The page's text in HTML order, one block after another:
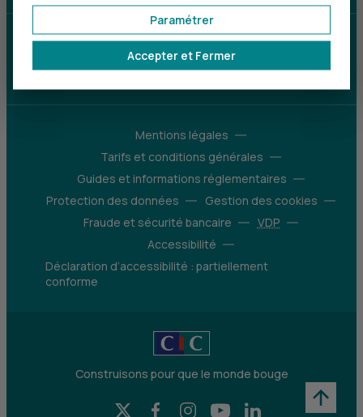
Parrainez un proche et profitez ensemble
d’avantages
Mentions légales
Tarifs et conditions générales
Guides et informations réglementaires
Protection des données
Gestion des cookies
Fraude et sécurité bancaire
VDP
Accessibilité
Déclaration d’accessibilité : partiellement
conforme
Construisons pour que le monde bouge
X (Twitter) - CIC
Facebook - CIC
Instagram - CIC
YouTube - CICLinkedIn - CIC
Accepter et Fermer
Paramétrer